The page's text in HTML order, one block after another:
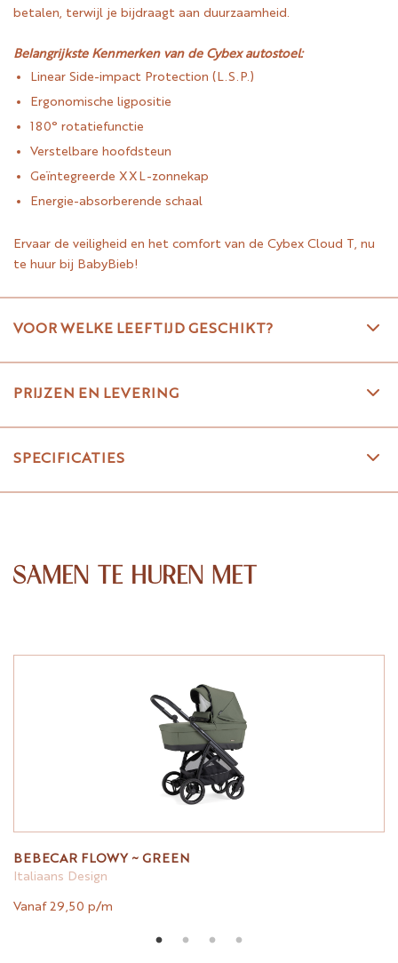
betalen, terwijl je bijdraagt aan duurzaamheid.
Belangrijkste Kenmerken van de Cybex autostoel:
Linear Side-impact Protection (L.S.P.)
Ergonomische ligpositie
180° rotatiefunctie
Verstelbare hoofdsteun
Geïntegreerde XXL-zonnekap
Energie-absorberende schaal
Ervaar de veiligheid en het comfort van de Cybex Cloud T, nu
te huur bij BabyBieb!
VOOR WELKE LEEFTIJD GESCHIKT?
PRIJZEN EN LEVERING
SPECIFICATIES
SAMEN TE HUREN MET
BEBECAR FLOWY ~ GREEN
Italiaans Design
Vanaf 29,50 p/m